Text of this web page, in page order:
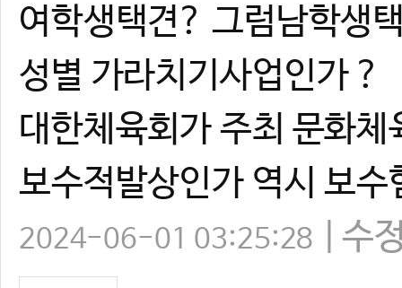
여학생택견? 그럼남학생
성별 가라치기사업인가 ?
대한체육회가 주최 문화
보수적발상인가 역시 보
2024-06-01 03:25:28
수